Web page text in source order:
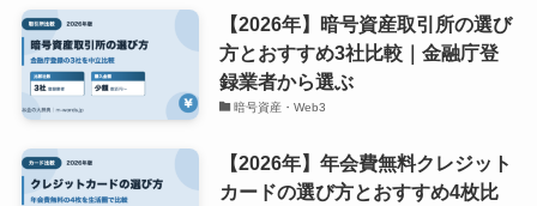
【2026年】暗号資産取引所の選び
方とおすすめ3社比較｜金融庁登
録業者から選ぶ
暗号資産・Web3
【2026年】年会費無料クレジット
カードの選び方とおすすめ4枚比